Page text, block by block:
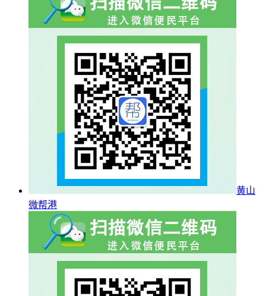
黄山
微帮港